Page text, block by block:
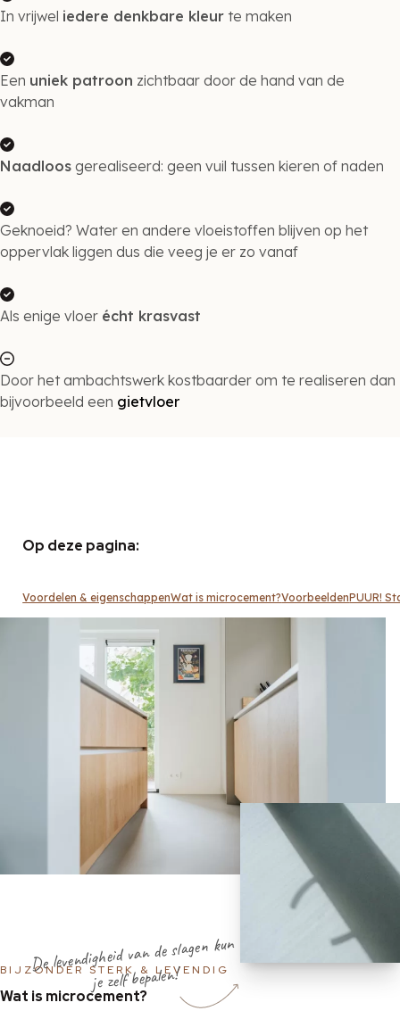
In vrijwel iedere denkbare kleur te maken
Een uniek patroon zichtbaar door de hand van de
vakman
Naadloos gerealiseerd: geen vuil tussen kieren of naden
Geknoeid? Water en andere vloeistoffen blijven op het
oppervlak liggen dus die veeg je er zo vanaf
Als enige vloer écht krasvast
Door het ambachtswerk kostbaarder om te realiseren dan
bijvoorbeeld een gietvloer
Op deze pagina:
Voordelen & eigenschappenWat is microcement?VoorbeeldenPUUR!
De levendigheid van de slagen kun
je zelf bepalen!
BIJZONDER STERK & LEVENDIG
Wat is microcement?